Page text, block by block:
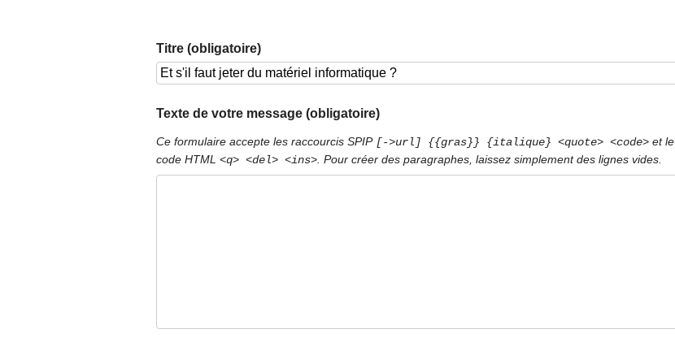
Titre (obligatoire)
Texte de votre message (obligatoire)
Ce formulaire accepte les raccourcis SPIP [->url] {{gras}} {italique} <quote> <code> et le
code HTML <q> <del> <ins> . Pour créer des paragraphes, laissez simplement des lignes vides.